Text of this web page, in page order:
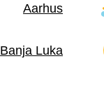
Aarhus
Banja Luka